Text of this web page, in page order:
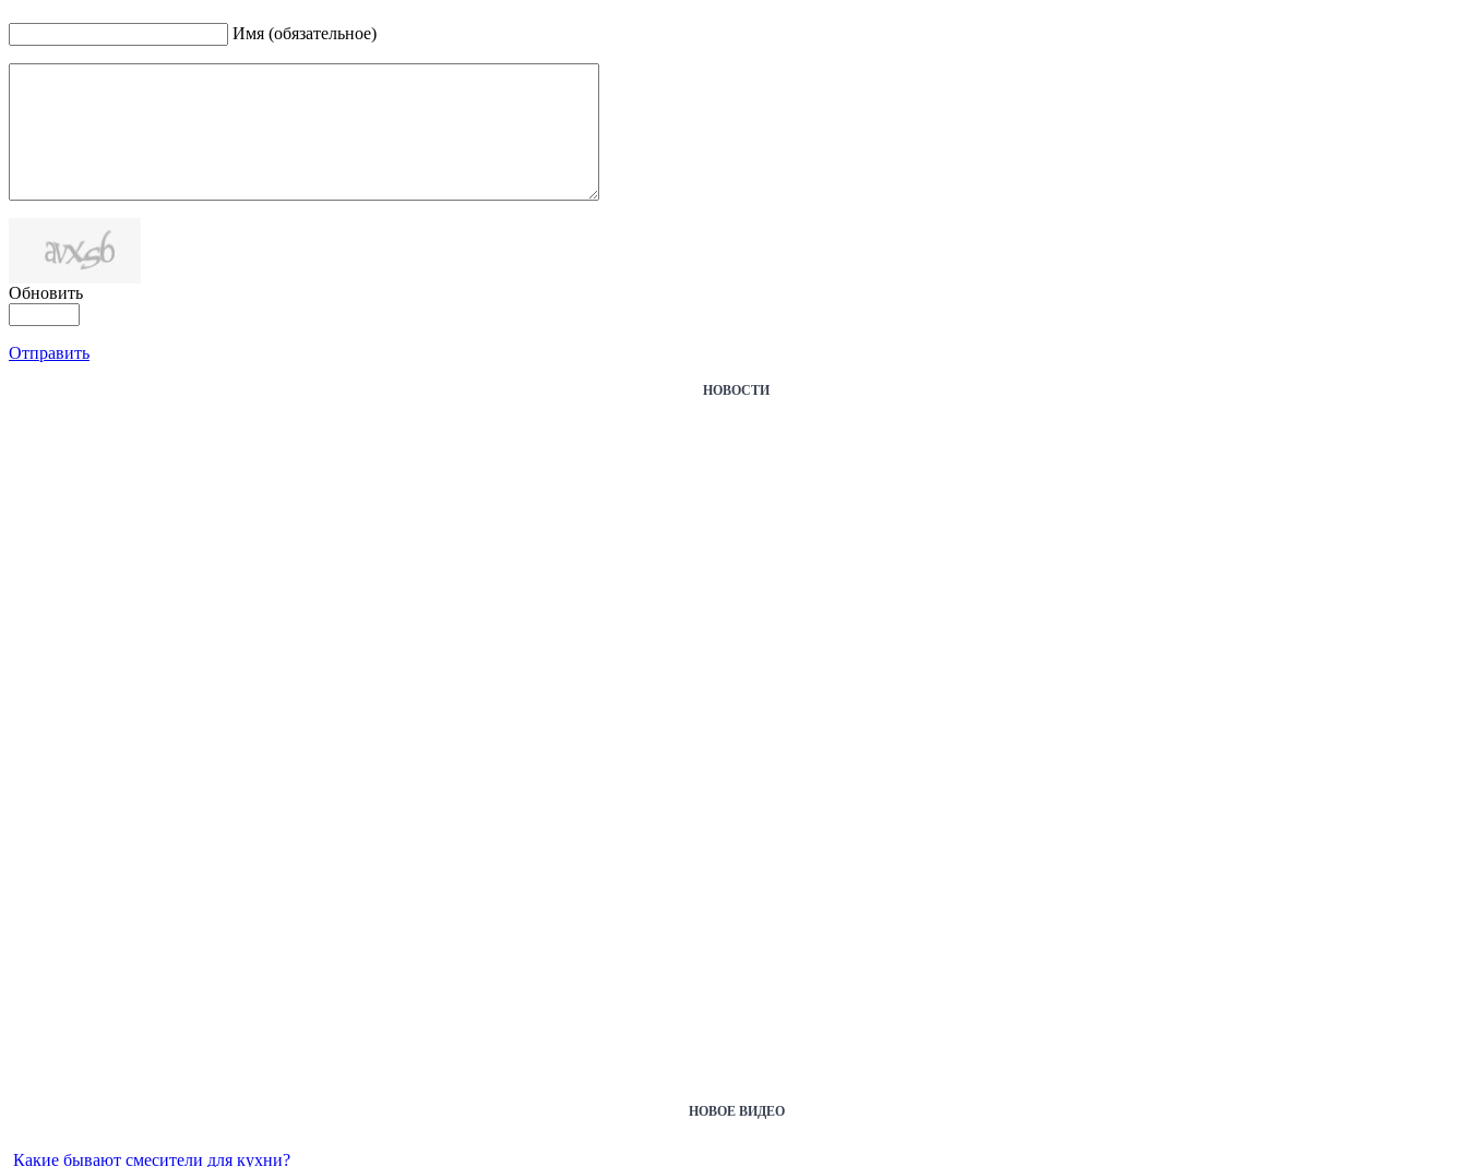
Имя (обязательное)
Обновить
Отправить
НОВОСТИ
НОВОЕ ВИДЕО
Какие бывают смесители для кухни?